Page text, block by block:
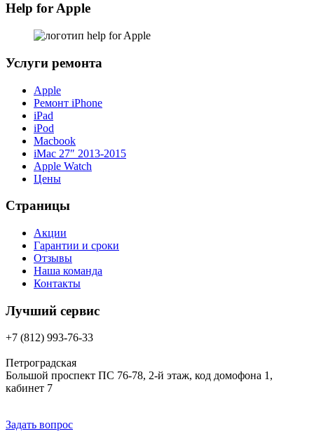
Help for Apple
Услуги ремонта
Apple
Ремонт iPhone
iPad
iPod
Macbook
iMac 27″ 2013-2015
Apple Watch
Цены
Страницы
Акции
Гарантии и сроки
Отзывы
Наша команда
Контакты
Лучший сервис
+7 (812) 993-76-33
Петроградская
Большой проспект ПС 76-78, 2-й этаж, код домофона 1,
кабинет 7
Задать вопрос